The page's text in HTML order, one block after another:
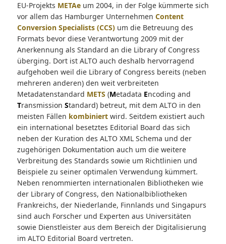
EU-Projekts METAeum 2004, in der Folge kümmerte sich
vor allem das Hamburger Unternehmen Content
Conversion Specialists (CCS)um die Betreuung des
Formats bevor diese Verantwortung 2009 mit der
Anerkennung als Standard an die Library of Congress
überging. Dort ist ALTO auch deshalb hervorragend
aufgehoben weil die Library of Congress bereits (neben
mehreren anderen) den weit verbreiteten
Metadatenstandard METS (Metadata Encoding and
Transmission Standard) betreut, mit dem ALTO in den
meisten Fällen kombiniertwird. Seitdem existiert auch
ein international besetztes Editorial Board das sich
neben der Kuration des ALTO XML Schema und der
zugehörigen Dokumentation auch um die weitere
Verbreitung des Standards sowie um Richtlinien und
Beispiele zu seiner optimalen Verwendung kümmert.
Neben renommierten internationalen Bibliotheken wie
der Library of Congress, den Nationalbibliotheken
Frankreichs, der Niederlande, Finnlands und Singapurs
sind auch Forscher und Experten aus Universitäten
sowie Dienstleister aus dem Bereich der Digitalisierung
im ALTO Editorial Board vertreten.